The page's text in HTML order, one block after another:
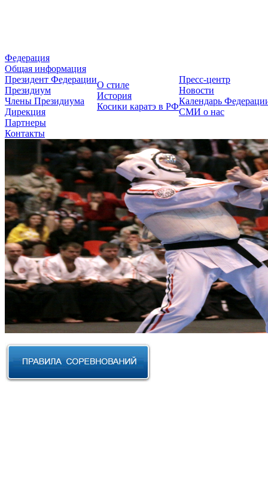
Федерация
Общая информация
Президент Федерации
Президиум
Члены Президиума
Дирекция
Партнеры
Контакты
О стиле
История
Косики каратэ в РФ
Пресс-центр
Новости
Календарь
СМИ о нас